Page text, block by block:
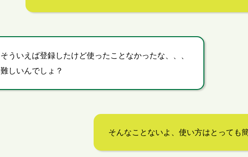
そういえば登録したけど使ったことなかったな、、、
難しいんでしょ？
そんなことないよ、使い方はとっても